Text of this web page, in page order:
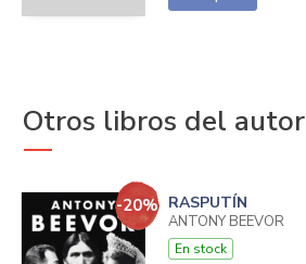
Otros libros del autor
-20% RASPUTÍN
ANTONY BEEVOR
En stock